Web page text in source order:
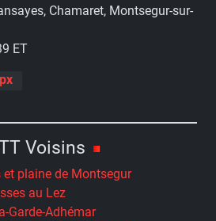
Chamaret, Montsegur-sur-
ET
Voisins
et plaine de Montsegur
au Lez
Garde-Adhémar